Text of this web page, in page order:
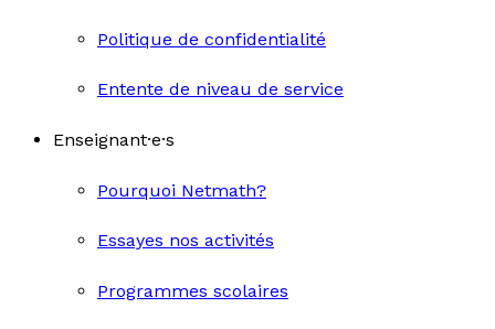
Politique de confidentialité
Entente de niveau de service
Enseignant·e·s
Pourquoi Netmath?
Essayes nos activités
Programmes scolaires